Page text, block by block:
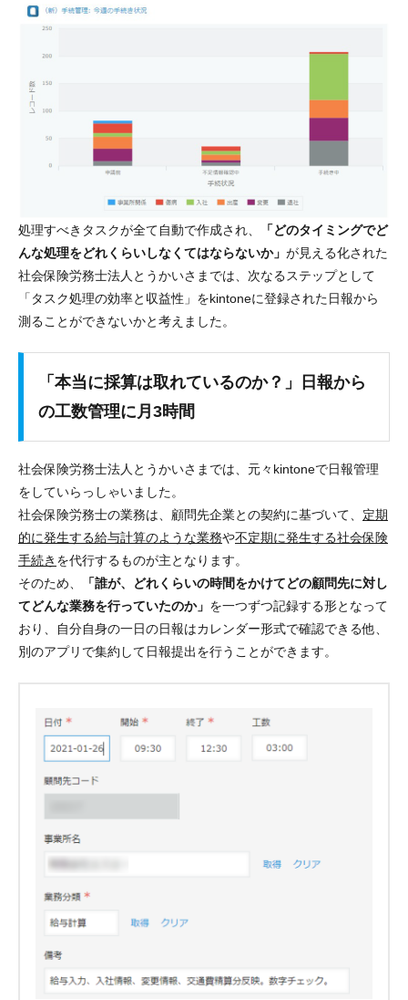
処理すべきタスクが全て自動で作成され、
「どのタイミングでど
んな処理をどれくらいしなくてはならないか」 が見える化された
社会保険労務士法人とうかいさまでは、次なるステップとして
「タスク処理の効率と収益性」 をkintoneに登録された日報から
測ることができないかと考えました。
「本当に採算は取れているのか？」日報から
の工数管理に月3時間
社会保険労務士法人とうかいさまでは、元々kintoneで日報管理
をしていらっしゃいました。
社会保険労務士の業務は、顧問先企業との契約に基づいて、 定期
的に発生する給与計算のような業務や不定期に発生する社会保険
手続き を代行するものが主となります。
そのため、
「誰が、どれくらいの時間をかけてどの顧問先に対し
てどんな業務を行っていたのか」 を一つずつ記録する形となって
おり、自分自身の一日の日報はカレンダー形式で確認できる他、
別のアプリで集約して日報提出を行うことができます。